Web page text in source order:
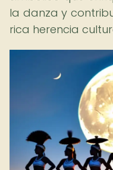
la danza y
rica herencia